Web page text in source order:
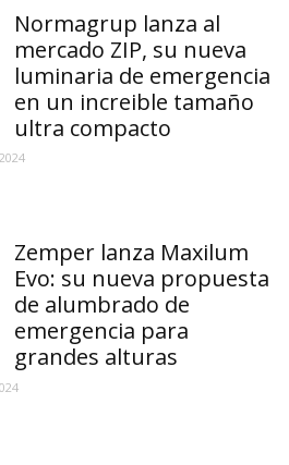
Normagrup lanza al
mercado ZIP, su nueva
luminaria de emergencia
en un increible tamaño
ultra compacto
Zemper lanza Maxilum
Evo: su nueva propuesta
de alumbrado de
emergencia para
grandes alturas